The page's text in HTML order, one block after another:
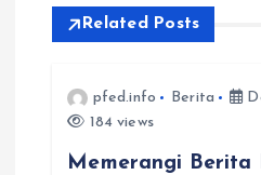
t
Related Posts
pfed.info Berita
184 views
Memerangi Berita